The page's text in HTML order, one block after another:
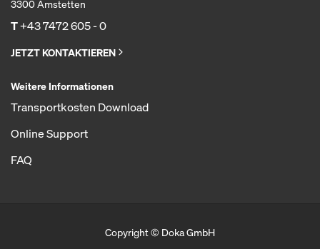
3300 Amstetten
T+43 7472 605 - 0
JETZT KONTAKTIEREN
Weitere Informationen
Transportkosten Download
Online Support
FAQ
Copyright © Doka GmbH